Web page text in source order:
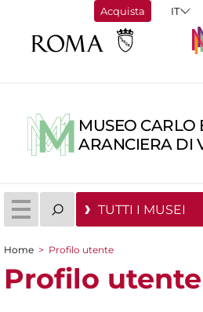
Acquista
MUSEO CARLO
ARANCIERA DI
TUTTI I MUSEI
Tu sei qui
Home > Profilo utente
Profilo utente